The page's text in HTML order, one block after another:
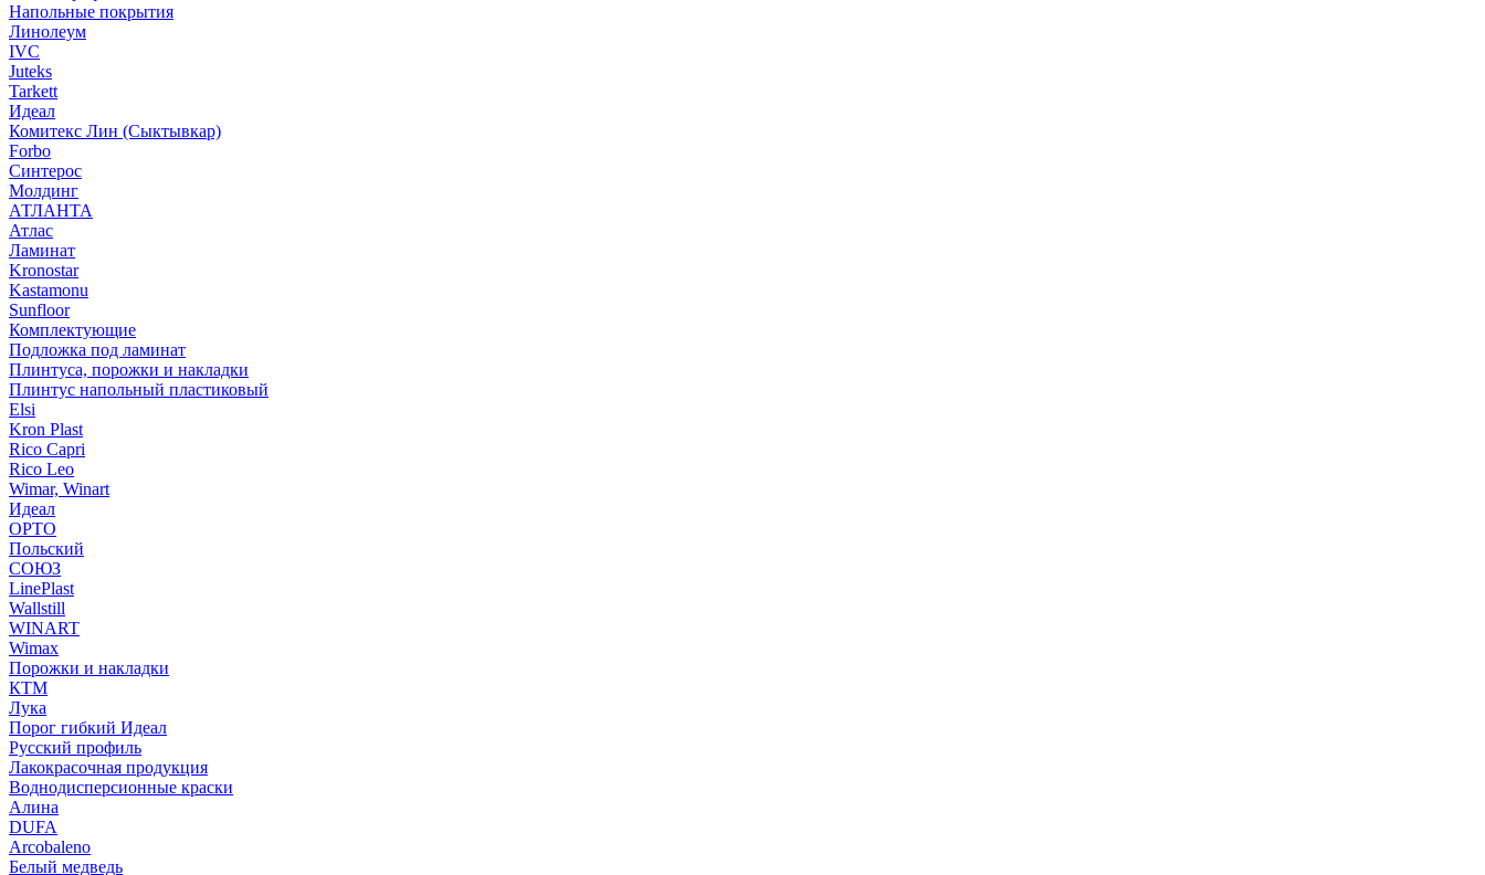
Напольные покрытия
Линолеум
IVC
Juteks
Tarkett
Идеал
Комитекс Лин (Сыктывкар)
Forbo
Синтерос
Молдинг
АТЛАНТА
Атлас
Ламинат
Kronostar
Kastamonu
Sunfloor
Комплектующие
Подложка под ламинат
Плинтуса, порожки и накладки
Плинтус напольный пластиковый
Elsi
Kron Plast
Rico Capri
Rico Leo
Wimar, Winart
Идеал
ОРТО
Польский
СОЮЗ
LinePlast
Wallstill
WINART
Wimax
Порожки и накладки
КТМ
Лука
Порог гибкий Идеал
Русский профиль
Лакокрасочная продукция
Воднодисперсионные краски
Алина
DUFA
Arcobaleno
Белый медведь